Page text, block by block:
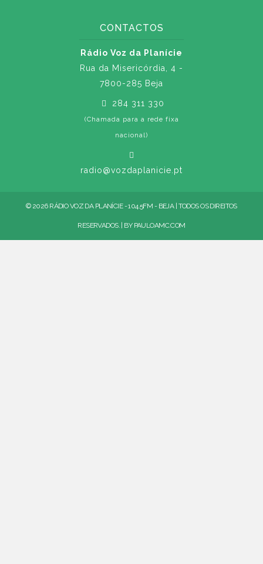
CONTACTOS
Rádio Voz da Planície
Rua da Misericórdia, 4 -
7800-285 Beja
284 311 330
(Chamada para a rede fixa
nacional)
radio@vozdaplanicie.pt
© 2026 RÁDIO VOZ DA PLANÍCIE - 104.5FM - BEJA | TODOS OS DIREITOS
RESERVADOS. | BY PAULOAMC.COM